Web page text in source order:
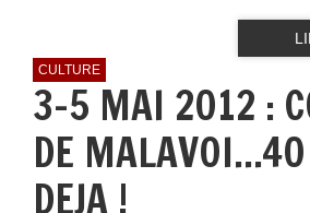
CULTURE
3-5 MAI 2012 :
DE
DEJA !